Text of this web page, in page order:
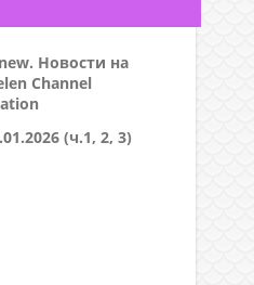
Новости на
Channel
(ч.1, 2, 3)